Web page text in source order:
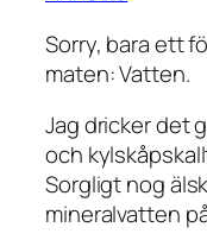
Sorry, bara ett
maten: Vatten.
Jag dricker det
och
Sorgligt nog
mineralvatten